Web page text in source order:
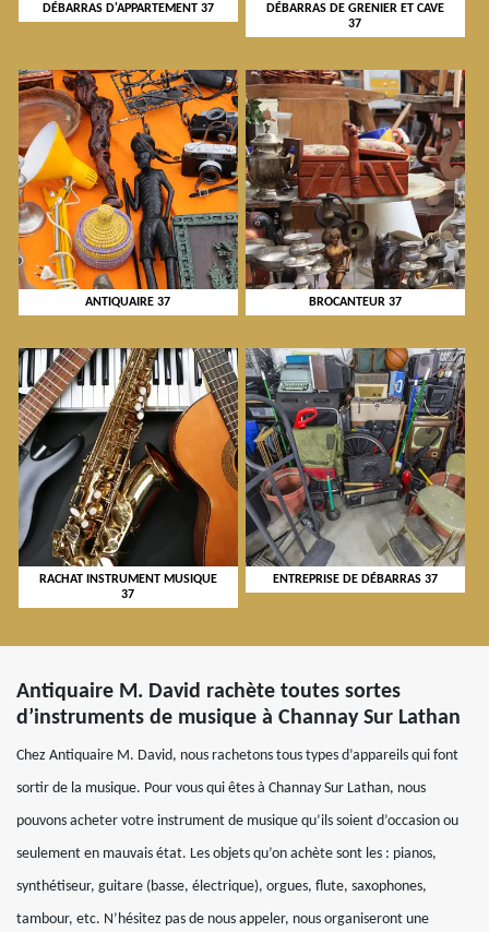
DÉBARRAS D'APPARTEMENT 37
DÉBARRAS DE GRENIER ET CAVE
37
ANTIQUAIRE 37 BROCANTEUR 37
RACHAT INSTRUMENT MUSIQUE
37
ENTREPRISE DE DÉBARRAS 37
Antiquaire M. David rachète toutes sortes
d’instruments de musique à Channay Sur Lathan
Chez Antiquaire M. David, nous rachetons tous types d’appareils qui font
sortir de la musique. Pour vous qui êtes à Channay Sur Lathan, nous
pouvons acheter votre instrument de musique qu’ils soient d’occasion ou
seulement en mauvais état. Les objets qu’on achète sont les : pianos,
synthétiseur, guitare (basse, électrique), orgues, flute, saxophones,
tambour, etc. N’hésitez pas de nous appeler, nous organiseront une